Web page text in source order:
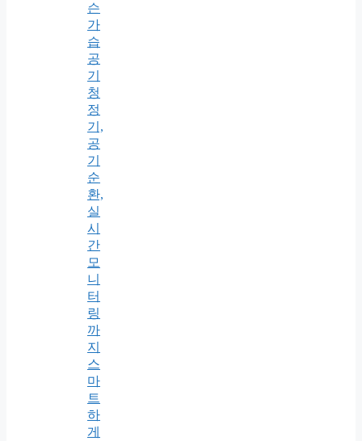
슨
가
습
공
기
청
정
기,
공
기
순
환,
실
시
간
모
니
터
링
까
지
스
마
트
하
게